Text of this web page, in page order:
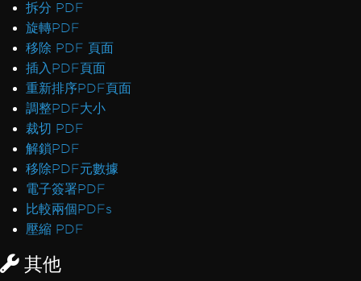
拆分 PDF
旋轉PDF
移除 PDF 頁面
插入PDF頁面
重新排序PDF頁面
調整PDF大小
裁切 PDF
解鎖PDF
移除PDF元數據
電子簽署PDF
比較兩個PDFs
壓縮 PDF
其他